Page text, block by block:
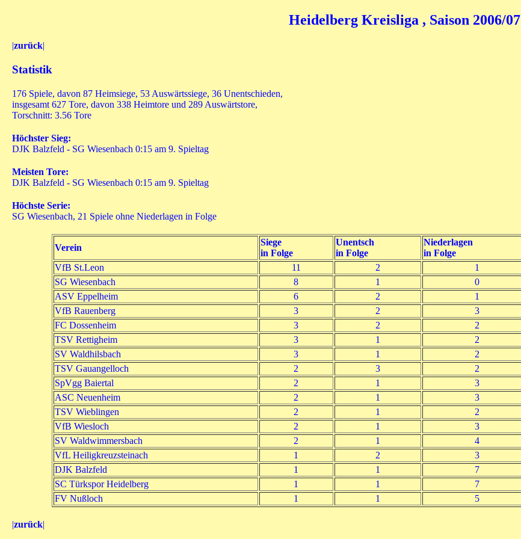
Heidelberg Kreisliga , Saison 2006/07
|zurück|
Statistik
176 Spiele, davon 87 Heimsiege, 53 Auswärtssiege, 36 Unentschieden,
insgesamt 627 Tore, davon 338 Heimtore und 289 Auswärtstore,
Torschnitt: 3.56 Tore
Höchster Sieg:
DJK Balzfeld - SG Wiesenbach 0:15 am 9. Spieltag
Meisten Tore:
DJK Balzfeld - SG Wiesenbach 0:15 am 9. Spieltag
Höchste Serie:
SG Wiesenbach, 21 Spiele ohne Niederlagen in Folge
Verein
Siege
in Folge
Unentsch
in Folge
Niederlagen
in Folge
VfB St.Leon
11 2 1
SG Wiesenbach
8 1 0
ASV Eppelheim
6 2 1
VfB Rauenberg
3 2 3
FC Dossenheim
3 2 2
TSV Rettigheim
3 1 2
SV Waldhilsbach
3 1 2
TSV Gauangelloch
2 3 2
SpVgg Baiertal
2 1 3
ASC Neuenheim
2 1 3
TSV Wieblingen
2 1 2
VfB Wiesloch
2 1 3
SV Waldwimmersbach
2 1 4
VfL Heiligkreuzsteinach
1 2 3
DJK Balzfeld
1 1 7
SC Türkspor Heidelberg
1 1 7
FV Nußloch
1 1 5
|zurück|